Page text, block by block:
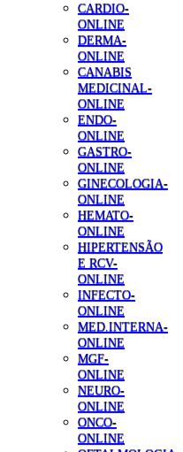
CARDIO-
ONLINE
DERMA-
ONLINE
CANABIS
MEDICINAL-
ONLINE
ENDO-
ONLINE
GASTRO-
ONLINE
GINECOLOGIA-
ONLINE
HEMATO-
ONLINE
HIPERTENSÃO
E RCV-
ONLINE
INFECTO-
ONLINE
MED.INTERNA-
ONLINE
MGF-
ONLINE
NEURO-
ONLINE
ONCO-
ONLINE